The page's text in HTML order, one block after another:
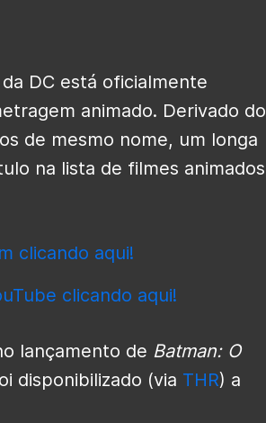
DC está oficialmente
animado. Derivado do
de mesmo nome, um longa
na lista de filmes animados
clicando aqui!
clicando aqui!
lançamento de Batman: O
disponibilizado (via THR) a